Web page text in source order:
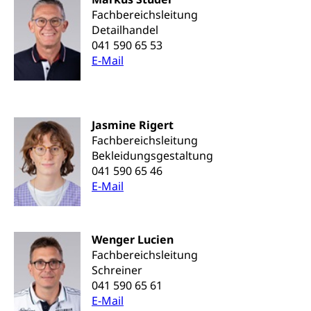
Fachbereichsleitung
Detailhandel
041 590 65 53
E-Mail
Jasmine Rigert
Fachbereichsleitung
Bekleidungsgestaltung
041 590 65 46
E-Mail
Wenger Lucien
Fachbereichsleitung
Schreiner
041 590 65 61
E-Mail
Schienenverkehr, Zugverkehr, Bahnverkehr,
Transportmittel, öffentlicher Verkehr
Verkehrsverbund Luzern VVL
Öffentlicher Verkehr Luzern Mobil
Schifffahrt
Schifffahrt (Strassenverkehrsamt)
Strasse
Autoverkehr, Lastwagenverkehr, Schwerverkehr,
leistungsabhängige Schwerverkehrsabgabe,
Langsamverkehr, Transportmittel, Auto, Motorrad,
Individualverkehr
ZG)
Strassenverkehrsamt
Verkehr und Infrastruktur vif
Kantonsstrassen
Persönliches
Zivilstand